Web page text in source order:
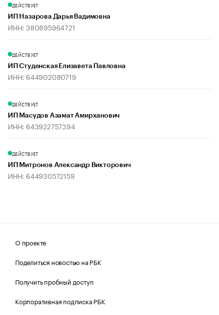
ДЕЙСТВУЕТ
ИП Назарова Дарья Вадимовна
ИНН: 380895964721
ДЕЙСТВУЕТ
ИП Студенская Елизавета Павловна
ИНН: 644902080719
ДЕЙСТВУЕТ
ИП Масудов Азамат Амирханович
ИНН: 643922757394
ДЕЙСТВУЕТ
ИП Митронов Александр Викторович
ИНН: 644930572159
О проекте
Поделиться новостью на РБК
Получить пробный доступ
Корпоративная подписка РБК